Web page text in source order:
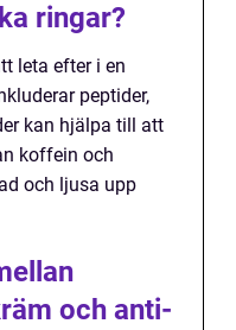
ringar?
leta efter i en
peptider,
kan hjälpa till att
koffein och
och ljusa upp
och anti-